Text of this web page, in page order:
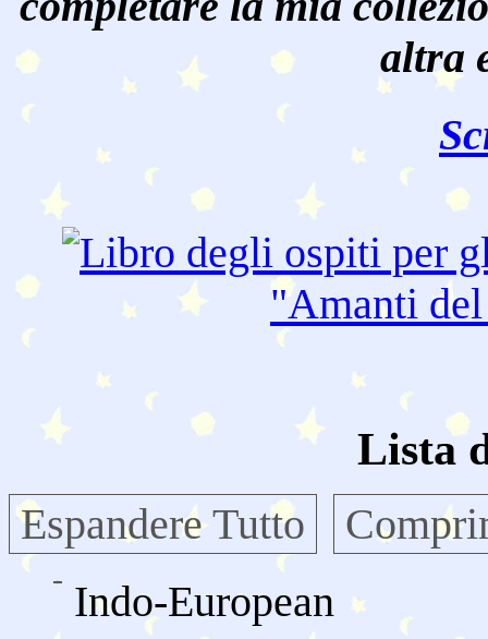
altra
"Amanti
Lista
Espandere Tutto
Indo-European